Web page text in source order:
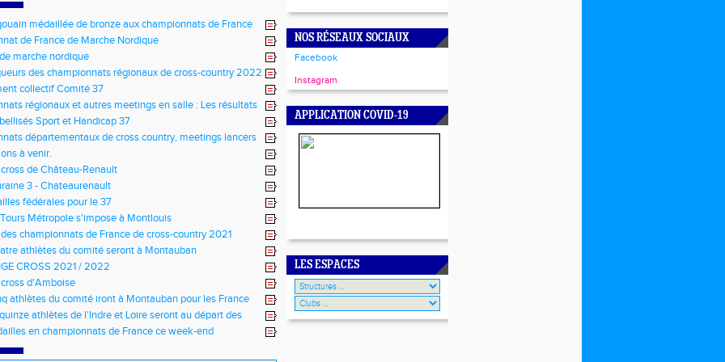
médaillée de bronze aux championnats de France
de France de Marche Nordique
marche nordique
des championnats régionaux de cross-country 2022
collectif Comité 37
régionaux et autres meetings en salle : Les résultats
Sport et Handicap 37
départementaux de cross country, meetings lancers
en salle
à venir.
de Château-Renault
3 - Chateaurenault
fédérales pour le 37
Tours Métropole s'impose à Montlouis
championnats de France de cross-country 2021
athlètes du comité seront à Montauban
CROSS 2021 / 2022
d'Amboise
athlètes du comité iront à Montauban pour les France
athlètes de l'Indre et Loire seront au départ des
de cross-country 2021
en championnats de France ce week-end
NOS RÉSEAUX SOCIAUX
Facebook
Instagram
APPLICATION COVID-19
LES ESPACES